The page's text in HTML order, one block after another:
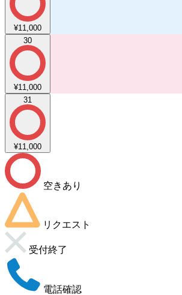
¥11,000
30
¥11,000
31
¥11,000
空きあり
リクエスト
受付終了
電話確認